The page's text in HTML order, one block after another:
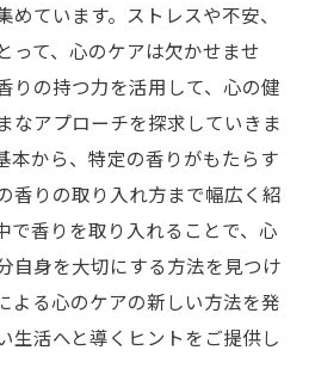
ています。ストレスや不安、
って、心のケアは欠かせませ
りの持つ力を活用して、心の健
なアプローチを探求していきま
本から、特定の香りがもたらす
香りの取り入れ方まで幅広く紹
で香りを取り入れることで、心
自身を大切にする方法を見つけ
よる心のケアの新しい方法を発
生活へと導くヒントをご提供し